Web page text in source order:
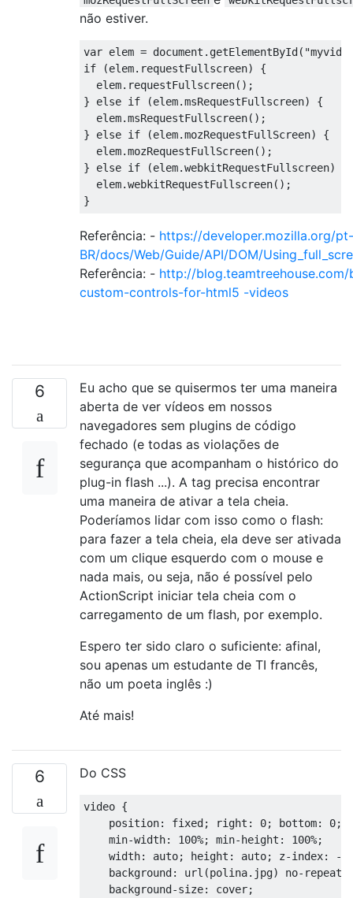
não estiver.
var elem = document . getElementById(
if
(elem. requestFullscreen)
{
  elem
. requestFullscreen();
}
else if (elem.msRequestFullscreen)
{
  elem
.msRequestFullscreen();
}
else if (elem.mozRequestFullScreen)
{
  elem
.mozRequestFullScreen();
}
else if (elem.webkitRequestFullscreen)
  elem
.webkitRequestFullscreen();
}
Referência: - https://developer.mozilla.org/pt-
BR/docs/Web/Guide/API/DOM/
Referência: - http://
custom-controls-for-html5 -videos
6
Eu acho que se quisermos ter uma maneira
aberta de ver vídeos em nossos
navegadores sem plugins de código
fechado (e todas as violações de
segurança que acompanham o histórico do
plug-in flash ...). A tag precisa encontrar
uma maneira de ativar a tela cheia.
Poderíamos lidar com isso como o flash:
para fazer a tela cheia, ela deve ser ativada
com um clique esquerdo com o mouse e
nada mais, ou seja, não é possível pelo
ActionScript iniciar tela cheia com o
carregamento de um flash, por exemplo.
Espero ter sido claro o suficiente: afinal,
sou apenas um estudante de TI francês,
não um poeta inglês :)
Até mais!
6 Do CSS
video {
    position
: fixed; right : 0; bottom: 0;
    min
-width: 100%; min-height : 100%;
    width
: auto; height : auto; z-index: -
    background
: url (polina. jpg) no- repeat
    background
-size: cover;